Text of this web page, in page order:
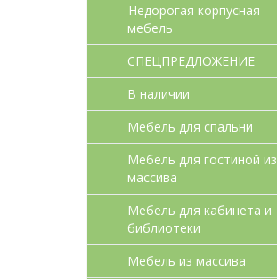
Недорогая корпусная
мебель
СПЕЦПРЕДЛОЖЕНИЕ
В наличии
Мебель для спальни
Мебель для гостиной из
массива
Мебель для кабинета и
библиотеки
Мебель из массива